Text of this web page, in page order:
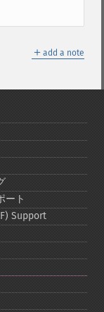
＋ add a note
ート
Support